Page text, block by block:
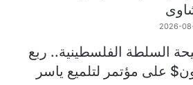
2026-
السلطة الفلسطينية.. ربع
على مؤتمر لتلميع ياسر